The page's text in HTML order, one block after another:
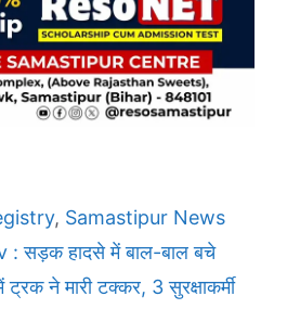
, Samastipur News
सड़क हादसे में बाल-बाल बचे
ने मारी टक्कर, 3 सुरक्षाकर्मी